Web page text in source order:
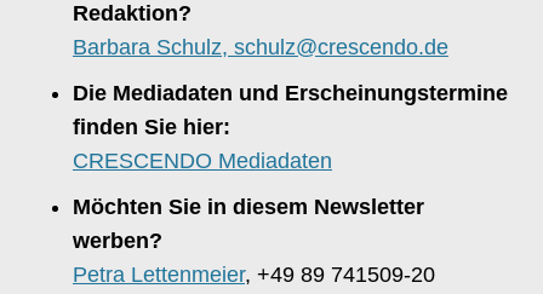
Redaktion?
Barbara Schulz, schulz@crescendo.de
Die Mediadaten und Erscheinungstermine
finden Sie hier:
CRESCENDO Mediadaten
Möchten Sie in diesem Newsletter
werben?
Petra Lettenmeier, +49 89 741509-20